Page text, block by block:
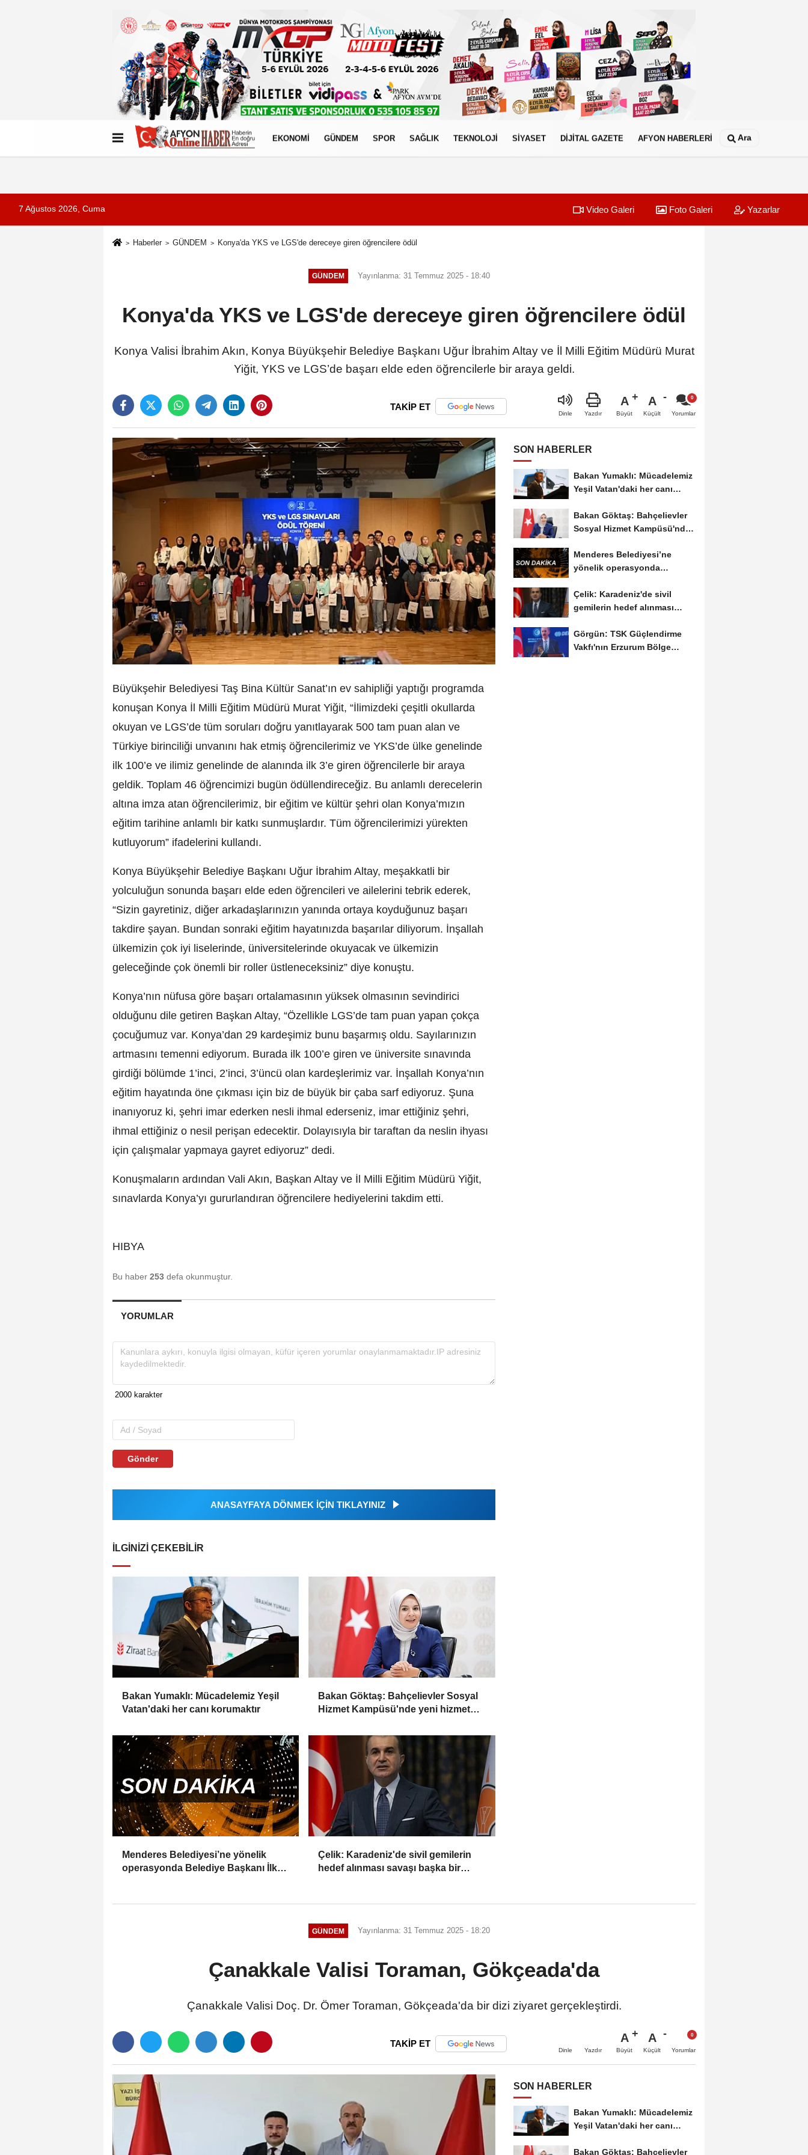
Künye İletişim Çerez Politikası
EKONOMİ GÜNDEM SPOR SAĞLIK TEKNOLOJİ SİYASET DİJİTAL GAZETE AFYON HABERLERİ Ara
7 Ağustos 2026, Cuma Video Galeri Foto Galeri Yazarlar
Haberler GÜNDEM Konya'da YKS ve LGS'de dereceye giren öğrencilere ödül
GÜNDEM Yayınlanma: 31 Temmuz 2025 - 18:40
Konya'da YKS ve LGS'de dereceye giren öğrencilere ödül
Konya Valisi İbrahim Akın, Konya Büyükşehir Belediye Başkanı Uğur İbrahim Altay ve İl Milli Eğitim Müdürü Murat
Yiğit, YKS ve LGS’de başarı elde eden öğrencilerle bir araya geldi.
TAKİP ET
Dinle Yazdır
A
Büyüt
A
Küçült Yorumlar
Büyükşehir Belediyesi Taş Bina Kültür Sanat’ın ev sahipliği yaptığı programda
konuşan Konya İl Milli Eğitim Müdürü Murat Yiğit, “İlimizdeki çeşitli okullarda
okuyan ve LGS’de tüm soruları doğru yanıtlayarak 500 tam puan alan ve
Türkiye birinciliği unvanını hak etmiş öğrencilerimiz ve YKS’de ülke genelinde
ilk 100’e ve ilimiz genelinde de alanında ilk 3’e giren öğrencilerle bir araya
geldik. Toplam 46 öğrencimizi bugün ödüllendireceğiz. Bu anlamlı derecelerin
altına imza atan öğrencilerimiz, bir eğitim ve kültür şehri olan Konya’mızın
eğitim tarihine anlamlı bir katkı sunmuşlardır. Tüm öğrencilerimizi yürekten
kutluyorum” ifadelerini kullandı.
Konya Büyükşehir Belediye Başkanı Uğur İbrahim Altay, meşakkatli bir
yolculuğun sonunda başarı elde eden öğrencileri ve ailelerini tebrik ederek,
“Sizin gayretiniz, diğer arkadaşlarınızın yanında ortaya koyduğunuz başarı
takdire şayan. Bundan sonraki eğitim hayatınızda başarılar diliyorum. İnşallah
ülkemizin çok iyi liselerinde, üniversitelerinde okuyacak ve ülkemizin
geleceğinde çok önemli bir roller üstleneceksiniz” diye konuştu.
Konya’nın nüfusa göre başarı ortalamasının yüksek olmasının sevindirici
olduğunu dile getiren Başkan Altay, “Özellikle LGS’de tam puan yapan çokça
çocuğumuz var. Konya’dan 29 kardeşimiz bunu başarmış oldu. Sayılarınızın
artmasını temenni ediyorum. Burada ilk 100’e giren ve üniversite sınavında
girdiği bölümde 1’inci, 2’inci, 3’üncü olan kardeşlerimiz var. İnşallah Konya’nın
eğitim hayatında öne çıkması için biz de büyük bir çaba sarf ediyoruz. Şuna
inanıyoruz ki, şehri imar ederken nesli ihmal ederseniz, imar ettiğiniz şehri,
ihmal ettiğiniz o nesil perişan edecektir. Dolayısıyla bir taraftan da neslin ihyası
için çalışmalar yapmaya gayret ediyoruz” dedi.
Konuşmaların ardından Vali Akın, Başkan Altay ve İl Milli Eğitim Müdürü Yiğit,
sınavlarda Konya’yı gururlandıran öğrencilere hediyelerini takdim etti.
HIBYA
Bu haber 253 defa okunmuştur.
YORUMLAR
Gönder
ANASAYFAYA DÖNMEK İÇİN TIKLAYINIZ
İLGINIZI ÇEKEBILIR
Bakan Yumaklı: Mücadelemiz Yeşil
Vatan'daki her canı korumaktır
Bakan Göktaş: Bahçelievler Sosyal
Hizmet Kampüsü'nde yeni hizmet
Menderes Belediyesi’ne yönelik
operasyonda Belediye Başkanı İlkay
Çelik: Karadeniz'de sivil gemilerin
hedef alınması savaşı başka bir
SON HABERLER
Bakan Yumaklı: Mücadelemiz
Yeşil Vatan'daki her canı
Bakan Göktaş: Bahçelievler
Sosyal Hizmet Kampüsü'nde
Menderes Belediyesi’ne
yönelik operasyonda
Çelik: Karadeniz'de sivil
gemilerin hedef alınması
Görgün: TSK Güçlendirme
Vakfı'nın Erzurum Bölge
GÜNDEM Yayınlanma: 31 Temmuz 2025 - 18:20
Çanakkale Valisi Toraman, Gökçeada'da
Çanakkale Valisi Doç. Dr. Ömer Toraman, Gökçeada'da bir dizi ziyaret gerçekleştirdi.
TAKİP ET
Dinle Yazdır
A
Büyüt
A
Küçült Yorumlar
SON HABERLER
Bakan Yumaklı: Mücadelemiz
Yeşil Vatan'daki her canı
Bakan Göktaş: Bahçelievler